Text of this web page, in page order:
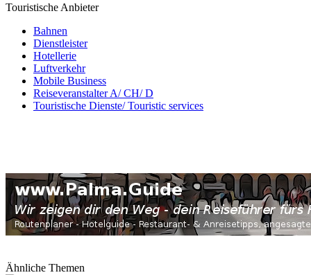
Touristische Anbieter
Bahnen
Dienstleister
Hotellerie
Luftverkehr
Mobile Business
Reiseveranstalter A/ CH/ D
Touristische Dienste/ Touristic services
Ähnliche Themen